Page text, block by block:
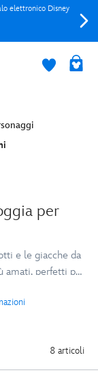
elettronico Disney
per
e le giacche da
amati, perfetti per
8 articoli